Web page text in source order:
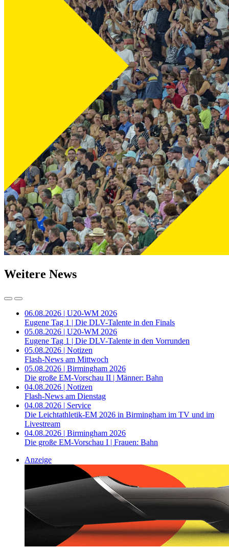
Weitere News
06.08.2026 | U20-WM 2026
Eugene Tag 1 | Die DLV-Talente in den Finals
05.08.2026 | U20-WM 2026
Eugene Tag 1 | Die DLV-Talente in den Vorrunden
05.08.2026 | Notizen
Flash-News am Mittwoch
05.08.2026 | Birmingham 2026
Die große EM-Vorschau II | Männer: Bahn
04.08.2026 | Notizen
Flash-News am Dienstag
04.08.2026 | Service
Die Leichtathletik-EM 2026 in Birmingham im TV und im
Livestream
04.08.2026 | Birmingham 2026
Die große EM-Vorschau I | Frauen: Bahn
Anzeige